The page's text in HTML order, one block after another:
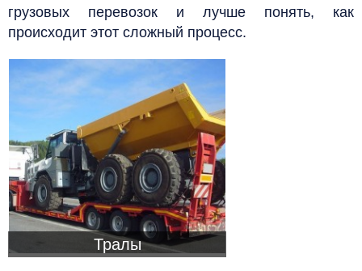
грузовых перевозок и лучше понять, как
происходит этот сложный процесс.
Тралы